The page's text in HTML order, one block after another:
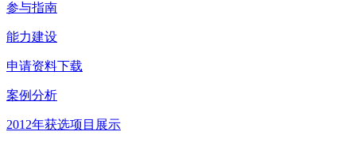
参与指南
能力建设
申请资料下载
案例分析
2012年获选项目展示